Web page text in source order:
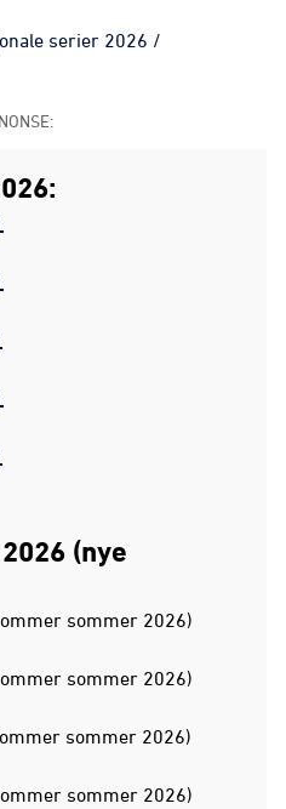
serier 2026 /
(nye
sommer 2026)
sommer 2026)
sommer 2026)
sommer 2026)